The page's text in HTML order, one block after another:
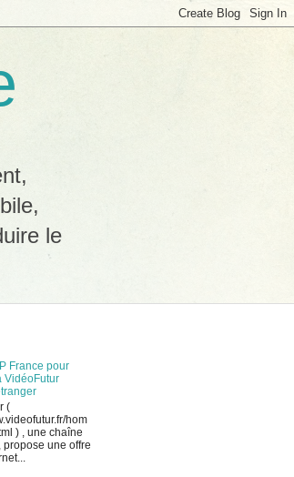
le
France pour
VidéoFutur
(
hom
) , une chaîne
une offre